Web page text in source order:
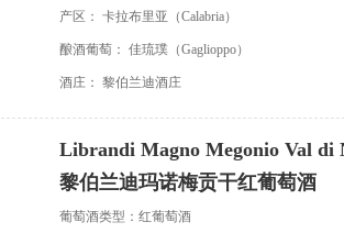
产区： 卡拉布里亚（Calabria）
酿酒葡萄： 佳琉璞（Gaglioppo）
酒庄： 黎伯兰迪酒庄
Librandi Magno Megonio Val di
黎伯兰迪玛诺梅贡干红葡萄酒
葡萄酒类型：红葡萄酒